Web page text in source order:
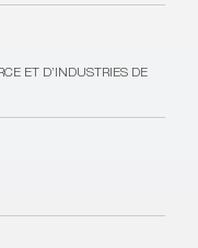
ET D’INDUSTRIES DE